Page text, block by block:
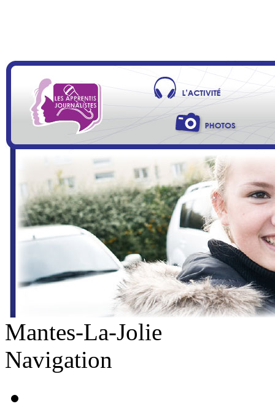
Mantes-La-Jolie
Navigation